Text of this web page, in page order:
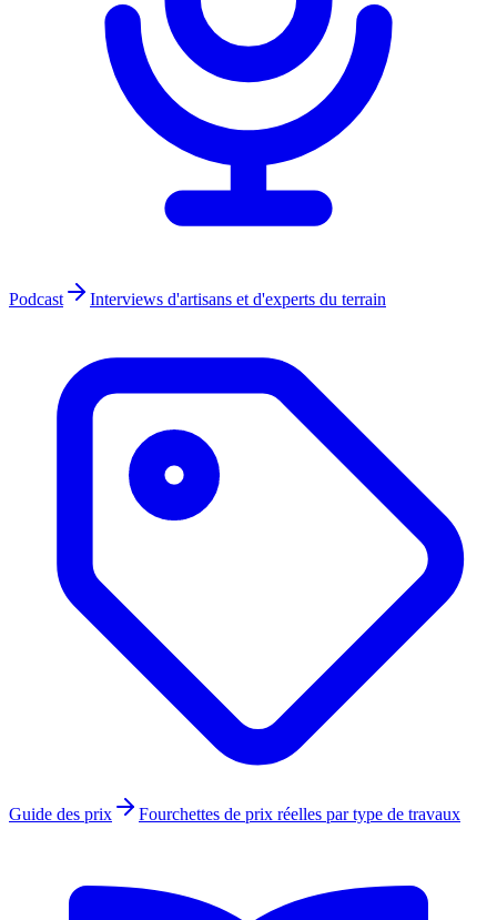
Podcast Interviews d'artisans et d'experts du terrain
Guide des prix Fourchettes de prix réelles par type de travaux